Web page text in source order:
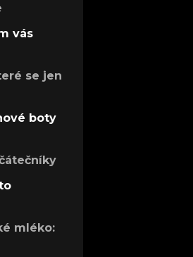
vás
se jen
boty
mléko: